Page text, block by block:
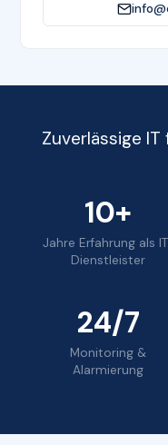
Zuverlässige
10+
Jahre Erfahrung als
Dienstleister
24/7
Monitoring &
Alarmierung